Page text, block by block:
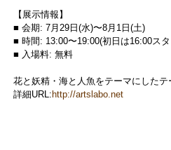
【展示情報】
■ 会期: 7月29日(水)〜8月1日(土)
■ 時間: 13:00〜19:00(初日は16:00ス
■ 入場料: 無料
花と妖精・海と人魚をテーマにした
詳細URL: http://artslabo.net